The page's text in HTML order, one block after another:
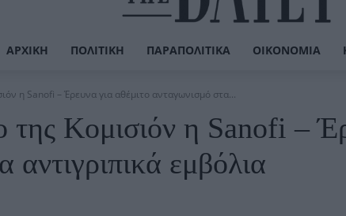
ΑΡΧΙΚΉ ΠΟΛΙΤΙΚΉ ΠΑΡΑΠΟΛΙΤΙΚΆ ΟΙΚΟΝΟΜΊΑ
η Sanofi – Έρευνα για αθέμιτο ανταγωνισμό στα...
της Κομισιόν η Sanofi –
αντιγριπικά εμβόλια